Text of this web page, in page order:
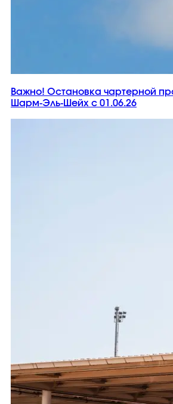
Важно! Остановка чартерной
Шарм-Эль-Шейх с 01.06.26